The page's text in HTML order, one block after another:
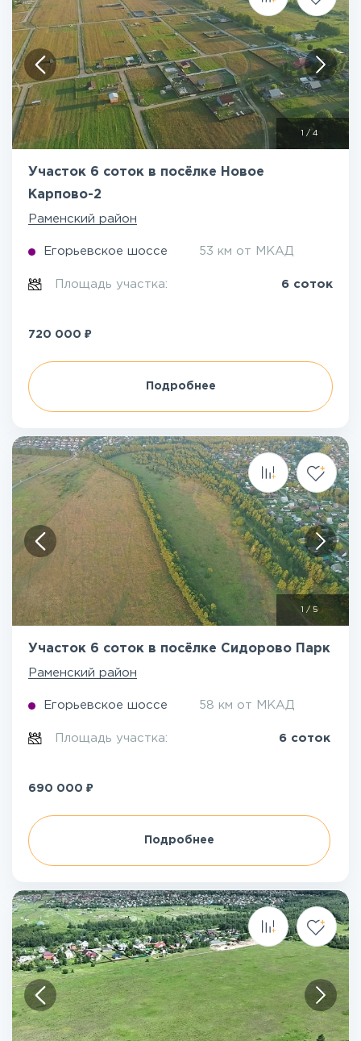
/ 4
Участок 6 соток в посёлке Новое
Карпово-2
Раменский район
Егорьевское шоссе 53 км от МКАД
Площадь участка: 6 соток
720 000 ₽
Подробнее
/ 5
Участок 6 соток в посёлке Сидорово Парк
Раменский район
Егорьевское шоссе 58 км от МКАД
Площадь участка: 6 соток
690 000 ₽
Подробнее